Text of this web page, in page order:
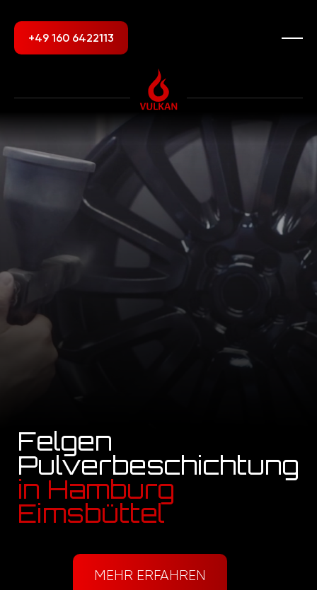
+49 160 6422113
Felgen
Pulverbeschichtung
in Hamburg
Eimsbüttel
MEHR ERFAHREN